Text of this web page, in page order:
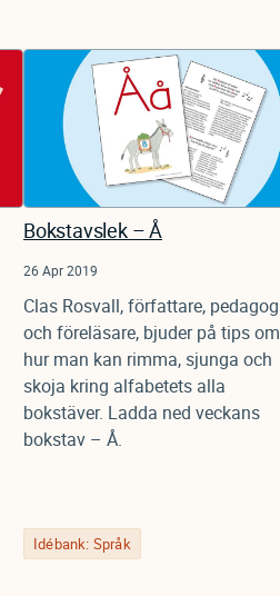
Bokstavslek – Å
26 Apr 2019
Clas Rosvall, författare, pedagog
och föreläsare, bjuder på tips om
hur man kan rimma, sjunga och
skoja kring alfabetets alla
bokstäver. Ladda ned veckans
bokstav – Å.
Idébank: Språk